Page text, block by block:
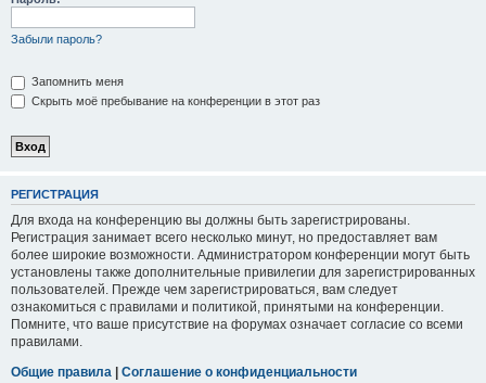
Забыли пароль?
Запомнить меня
Скрыть моё пребывание на конференции в этот раз
РЕГИСТРАЦИЯ
Для входа на конференцию вы должны быть зарегистрированы.
Регистрация занимает всего несколько минут, но предоставляет вам
более широкие возможности. Администратором конференции могут быть
установлены также дополнительные привилегии для зарегистрированных
пользователей. Прежде чем зарегистрироваться, вам следует
ознакомиться с правилами и политикой, принятыми на конференции.
Помните, что ваше присутствие на форумах означает согласие со всеми
правилами.
Общие правила | Соглашение о конфиденциальности